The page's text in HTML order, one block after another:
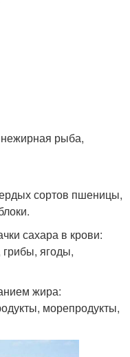
рыба,
сортов пшеницы,
сахара в крови:
ягоды,
жира:
морепродукты,